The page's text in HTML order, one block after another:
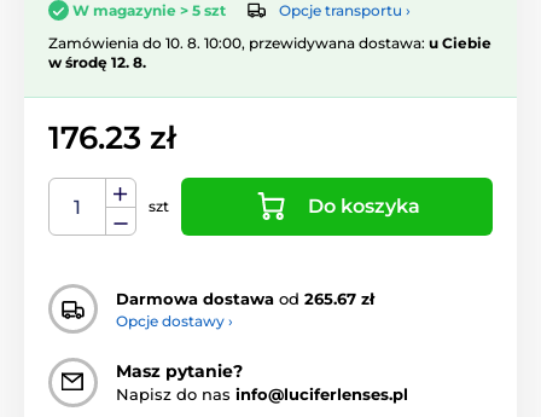
W magazynie > 5 szt
Opcje transportu ›
Zamówienia do 10. 8. 10:00, przewidywana dostawa: u Ciebie
w środę 12. 8.
176.23 zł
szt Do koszyka
Darmowa dostawa od 265.67 zł
Opcje dostawy ›
Masz pytanie?
Napisz do nas info@luciferlenses.pl